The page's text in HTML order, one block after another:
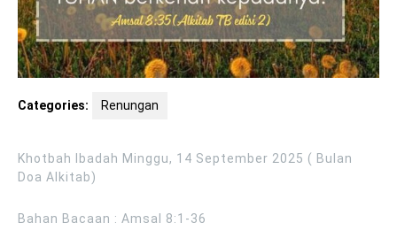
Categories: Renungan
Khotbah Ibadah Minggu, 14 September 2025 ( Bulan
Doa Alkitab)
Bahan Bacaan : Amsal 8:1-36